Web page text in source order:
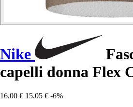
Nike
capelli donna Flex
16,00 € 15,05 € -6%